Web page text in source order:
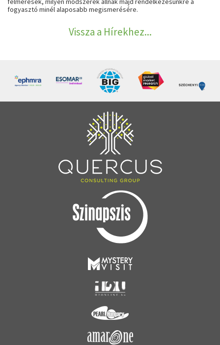
fogyasztó minél alaposabb megismerésére.
Vissza a Hírekhez...